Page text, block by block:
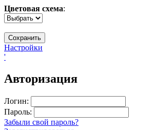
Цветовая схема:
Настройки
'
Авторизация
Логин:
Пароль:
Забыли свой пароль?